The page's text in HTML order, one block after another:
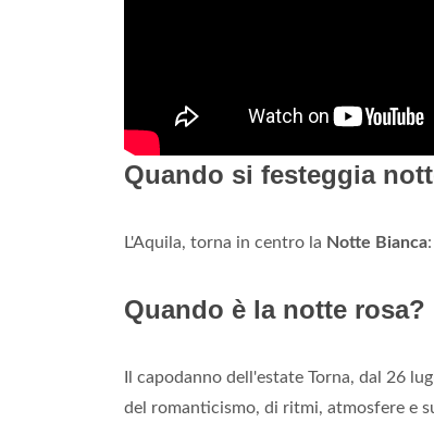
Quando si festeggia
L'Aquila, torna in centro la Notte Bianca
Quando è la notte rosa?
Il capodanno dell'estate Torna, dal 26
del romanticismo, di ritmi, atmosfere e